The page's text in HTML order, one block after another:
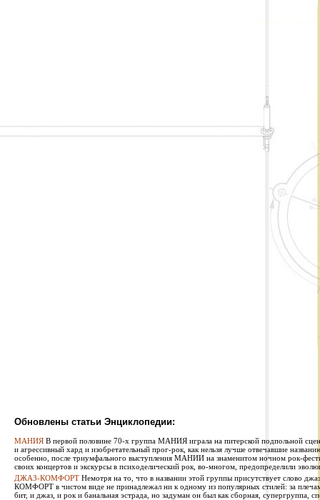
Обновлены статьи Энциклопедии:
МАНИЯ В первой половине 70-х группа МАНИЯ играла на питерской подпольной
и агрессивный хард и изобретательный прог-рок, как нельзя лучше отвечавшие
особенно, после триумфального выступления МАНИИ на знаменитом ночном рок-
своих концертов и экскурсы в психоделический рок, во-многом, предопределили
ДЖАЗ-КОМФОРТ Немотря на то, что в названии этой группы присутствует слово
КОМФОРТ в чистом виде не принадлежал ни к одному из популярных стилей: за
бит, и джаз, и рок и банальная эстрада, но задуман он был как сборная, супергруппа,